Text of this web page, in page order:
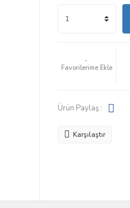
Ürün Paylaş :
Karşılaştır